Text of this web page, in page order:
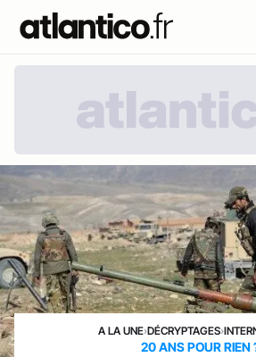
A LA UNE›DÉCRYPTAGES›
20 ANS POUR RIEN